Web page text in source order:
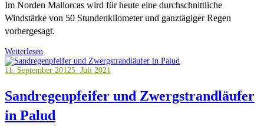
Im Norden Mallorcas wird für heute eine durchschnittliche
Windstärke von 50 Stundenkilometer und ganztägiger Regen
vorhergesagt.
Weiterlesen
11. September 20125. Juli 2021
Sandregenpfeifer und Zwergstrandläufer
in Palud